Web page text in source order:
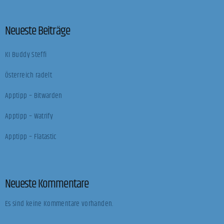
Neueste Beiträge
KI Buddy Steffi
Österreich radelt
Apptipp – Bitwarden
Apptipp – Watrify
Apptipp – Flatastic
Neueste Kommentare
Es sind keine Kommentare vorhanden.